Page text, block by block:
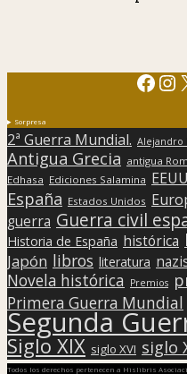
Sorpresa
2ª Guerra Mundial. Alejandro
Antigua Grecia antigua
Edhasa Ediciones Salamina EEUU
España Estados Unidos
guerra Guerra civil
Historia de España histórica
Japón libros literatura
Novela histórica Premios
Primera Guerra Mundial
Segunda
Siglo XIX siglo XVI siglo
Todos los derechos pertenecen a Hislibris